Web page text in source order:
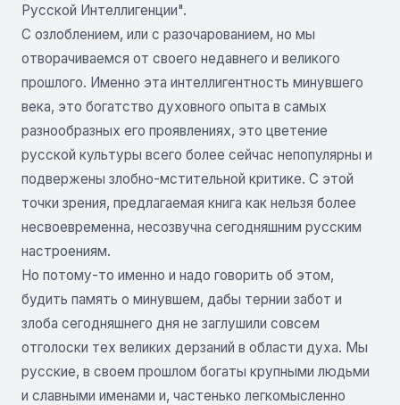
Русской Интеллигенции".
С озлоблением, или с разочарованием, но мы
отворачиваемся от своего недавнего и великого
прошлого. Именно эта интеллигентность минувшего
века, это богатство духовного опыта в самых
разнообразных его проявлениях, это цветение
русской культуры всего более сейчас непопулярны и
подвержены злобно-мстительной критике. С этой
точки зрения, предлагаемая книга как нельзя более
несвоевременна, несозвучна сегодняшним русским
настроениям.
Но потому-то именно и надо говорить об этом,
будить память о минувшем, дабы тернии забот и
злоба сегодняшнего дня не заглушили совсем
отголоски тех великих дерзаний в области духа. Мы
русские, в своем прошлом богаты крупными людьми
и славными именами и, частенько легкомысленно